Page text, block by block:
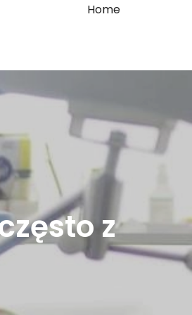
Home
z